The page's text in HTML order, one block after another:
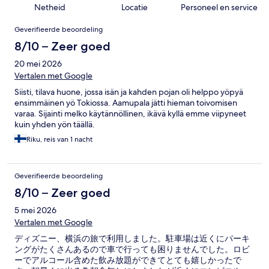
Netheid Locatie Personeel en service
Beoordelingen
Geverifieerde beoordeling
8/10 – Zeer goed
20 mei 2026
Vertalen met Google
Siisti, tilava huone, jossa isän ja kahden pojan oli helppo yöpyä
ensimmäinen yö Tokiossa. Aamupala jätti hieman toivomisen
varaa. Sijainti melko käytännöllinen, ikävä kyllä emme viipyneet
kuin yhden yön täällä.
Riku, reis van 1 nacht
Geverifieerde beoordeling
8/10 – Zeer goed
5 mei 2026
Vertalen met Google
ディズニー、横浜の旅で利用しました。駐車場は近くにパーキ
ングがたくさんあるので車で行っても困りませんでした。ロビ
ーでアルコール含めた飲み放題ができてとても嬉しかったで